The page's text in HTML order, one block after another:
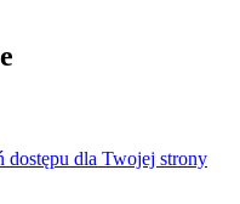
dostępu dla Twojej strony